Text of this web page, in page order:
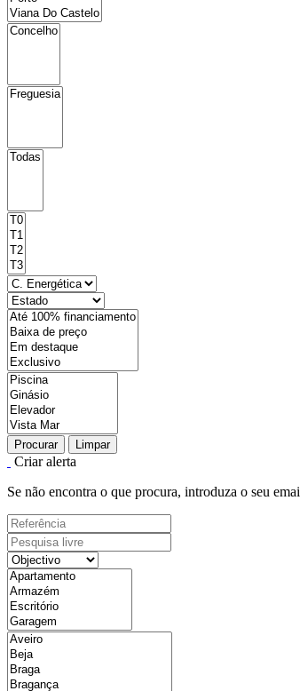
Procurar Limpar
Criar alerta
Se não encontra o que procura, introduza o seu